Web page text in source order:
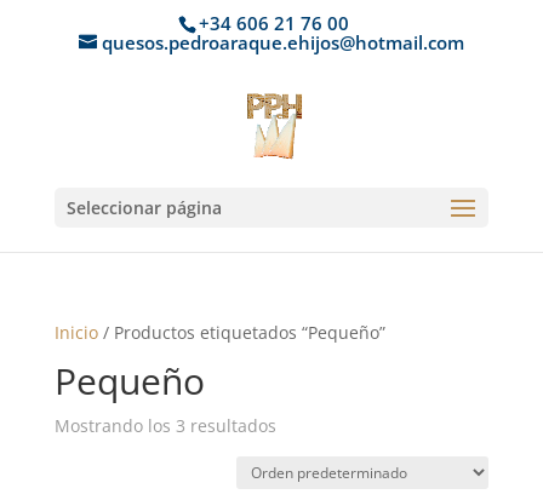
+34 606 21 76 00
quesos.pedroaraque.ehijos@hotmail.com
Seleccionar página
Inicio/ Productos etiquetados “Pequeño”
Pequeño
Mostrando los 3 resultados